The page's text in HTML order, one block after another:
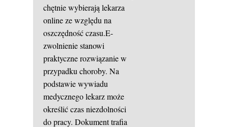
chętnie wybierają lekarza
online ze względu na
oszczędność czasu.E-
zwolnienie stanowi
praktyczne rozwiązanie w
przypadku choroby. Na
podstawie wywiadu
medycznego lekarz może
określić czas niezdolności
do pracy. Dokument trafia